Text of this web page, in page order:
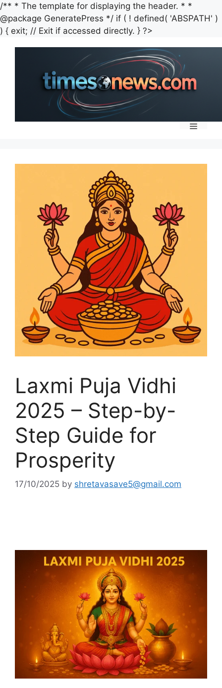
/** * The template for displaying the header. * *
@package GeneratePress */ if ( ! defined( 'ABSPATH' )
) { exit; // Exit if accessed directly. } ?>
content
Laxmi Puja Vidhi
2025 – Step-by-
Step Guide for
Prosperity
17/10/2025 by shretavasave5@gmail.com